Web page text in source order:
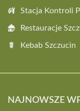
Stacja Kontroli
Restauracje
Kebab Szczucin
NAJNOWSZE